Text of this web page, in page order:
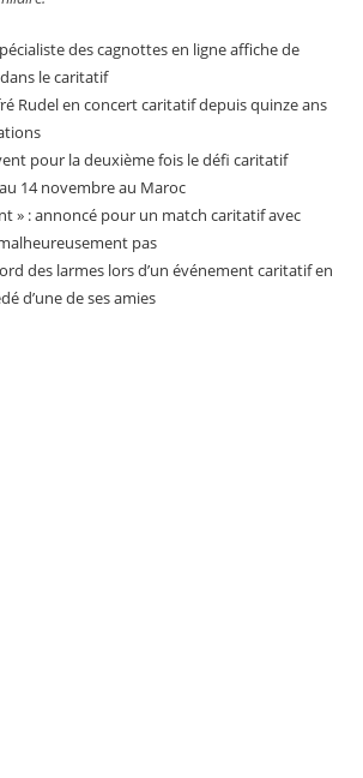
des cagnottes en ligne affiche de
le caritatif
Rudel en concert caritatif depuis quinze ans
pour la deuxième fois le défi caritatif
14 novembre au Maroc
» : annoncé pour un match caritatif avec
pas
des larmes lors d’un événement caritatif en
d’une de ses amies